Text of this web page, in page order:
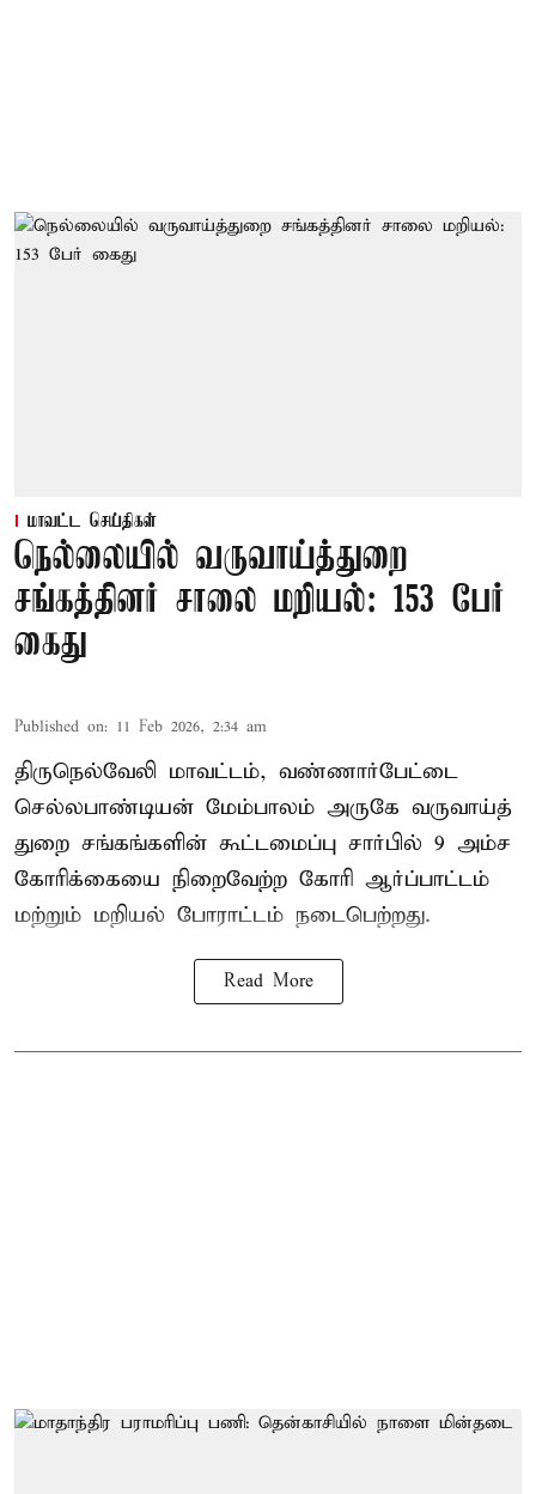
மாவட்ட செய்திகள்
நெல்லையில் வருவாய்த்துறை
சங்கத்தினர் சாலை மறியல்: 153 பேர்
கைது
Published on: 11 Feb 2026, 2:34 am
திருநெல்வேலி மாவட்டம், வண்ணார்பேட்டை
செல்லபாண்டியன் மேம்பாலம் அருகே வருவாய்த்
துறை சங்கங்களின் கூட்டமைப்பு சார்பில் 9 அம்ச
கோரிக்கையை நிறைவேற்ற கோரி ஆர்ப்பாட்டம்
மற்றும் மறியல் போராட்டம் நடைபெற்றது.
Read More